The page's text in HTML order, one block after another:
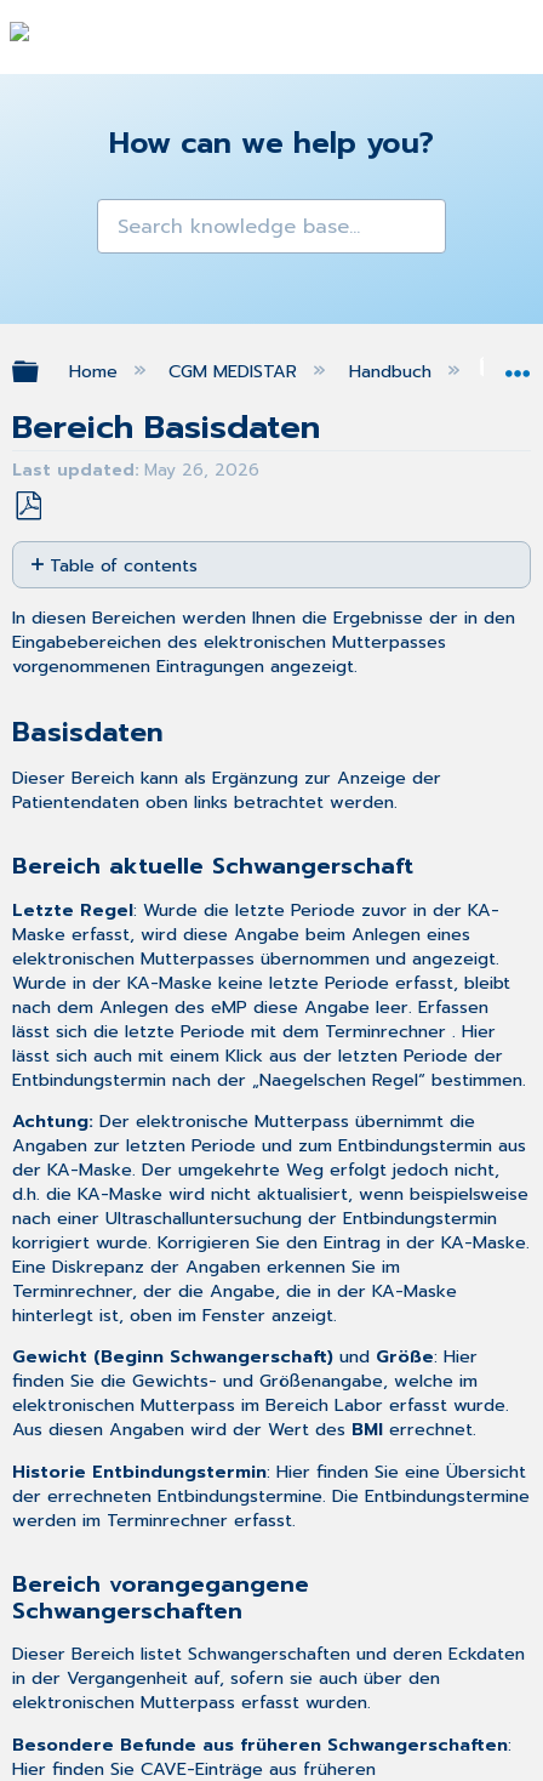
How can we help you?
Expand/collapse global hierarchy
Home CGM MEDISTAR Handbuch
Bereich Basisdaten
Last updated May 26, 2026
Save
as
PDF
Table of contents
Bereich
aktuelle
Schwangerschaft
vorangegangene
Gravidogramm
In diesen Bereichen werden Ihnen die Ergebnisse der in den
Eingabebereichen deselektronischen Mutterpasses
vorgenommenenEintragungen angezeigt.
Basisdaten
Dieser Bereich kann als Ergänzung zur Anzeige der
Patientendaten oben links betrachtet werden.
Bereich aktuelle Schwangerschaft
Letzte Regel: Wurde die letzte Periode zuvor in derKA-
Maske erfasst, wird diese Angabe beim Anlegen eines
elektronischen Mutterpasses übernommen und angezeigt.
Wurde in der KA-Maske keine letzte Periode erfasst, bleibt
nach dem Anlegen des eMP diese Angabe leer. Erfassen
lässt sich die letzte Periode mit dem Terminrechner . Hier
lässt sich auch mit einem Klick aus der letzten Periode der
Entbindungstermin nach der „Naegelschen Regel“ bestimmen.
Achtung:Der elektronische Mutterpass übernimmt die
Angaben zur letzten Periode und zum Entbindungstermin aus
der KA-Maske. Der umgekehrte Weg erfolgt jedoch nicht,
d.h. die KA-Maske wird nicht aktualisiert, wenn beispielsweise
nach einer Ultraschalluntersuchung der Entbindungstermin
korrigiert wurde. Korrigieren Sie den Eintrag in der KA-Maske.
Eine Diskrepanz der Angaben erkennen Sie im
Terminrechner, der die Angabe, die in der KA-Maske
hinterlegt ist, oben im Fenster anzeigt.
Gewicht (Beginn Schwangerschaft) und Größe: Hier
finden Sie die Gewichts- und Größenangabe, welche im
elektronischen Mutterpass im BereichLabor erfasst wurde.
Aus diesen Angaben wird der Wert des BMI errechnet.
Historie Entbindungstermin: Hier finden Sie eine Übersicht
der errechneten Entbindungstermine. Die Entbindungstermine
werden im Terminrechner erfasst.
Bereich vorangegangene
Schwangerschaften
Dieser Bereich listet Schwangerschaften und deren Eckdaten
in der Vergangenheit auf, sofern sie auch über den
elektronischen Mutterpass erfasst wurden.
Besondere Befunde aus früheren Schwangerschaften:
Hier finden Sie CAVE-Einträge aus früheren